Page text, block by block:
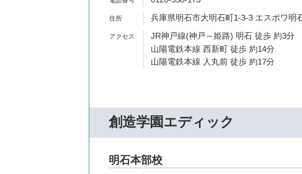
兵庫県明石市大明石町1-3-3 エスポワ明
JR神戸線(神戸～姫路) 明石 徒歩 約3分
山陽電鉄本線 西新町 徒歩 約14分
山陽電鉄本線 人丸前 徒歩 約17分
創造学園エディック
明石本部校